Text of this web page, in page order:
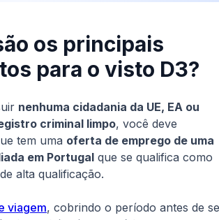
os principais
para o visto D3?
nenhuma cidadania da UE, EA ou
criminal limpo, você deve
tem uma oferta de emprego de uma
em Portugal que se qualifica como
alta qualificação.
viagem, cobrindo o período antes de